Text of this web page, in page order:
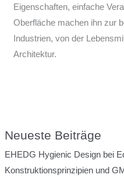
Eigenschaften, einfache
Oberfläche machen ihn zur
Industrien, von der
Architektur.
Neueste Beiträge
EHEDG Hygienic Design bei
Konstruktionsprinzipien und